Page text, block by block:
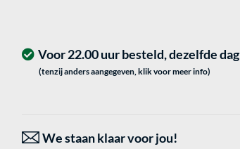
Voor 22.00 uur besteld, dezelfde
(tenzij anders aangegeven, klik voor meer info)
We staan klaar voor jou!